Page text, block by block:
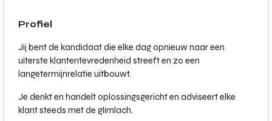
Profiel
Jij bent de kandidaat die elke dag opnieuw naar een
uiterste klantentevredenheid streeft en zo een
langetermijnrelatie uitbouwt.
Je denkt en handelt oplossingsgericht en adviseert elke
klant steeds met de glimlach.